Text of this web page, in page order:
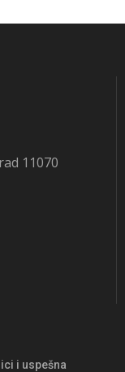
11070
i uspešna